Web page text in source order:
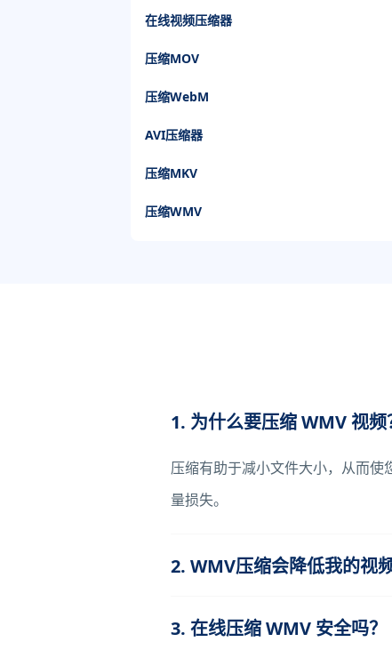
在线视频压缩器
压缩MOV
压缩WebM
AVI压缩器
压缩MKV
压缩WMV
1. 为什么要压缩 WMV 视频
压缩有助于减小文件大小，从而
量损失。
2. WMV压缩会降低我的视
3. 在线压缩 WMV 安全吗？